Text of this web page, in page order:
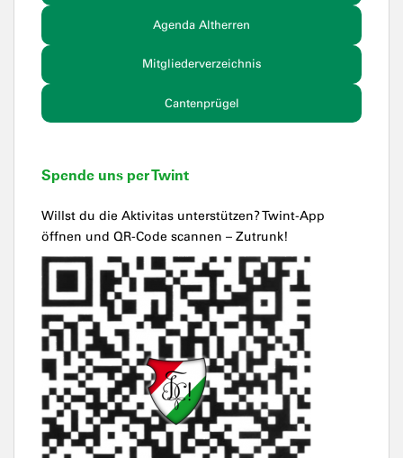
Agenda Altherren
Mitgliederverzeichnis
Cantenprügel
Spende uns per Twint
Willst du die Aktivitas unterstützen? Twint-App
öffnen und QR-Code scannen – Zutrunk!